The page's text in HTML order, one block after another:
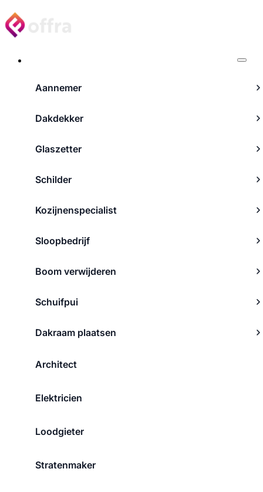
Aannemer
Dakdekker
Glaszetter
Schilder
Kozijnenspecialist
Sloopbedrijf
Boom verwijderen
Schuifpui
Dakraam plaatsen
Architect
Elektricien
Loodgieter
Stratenmaker